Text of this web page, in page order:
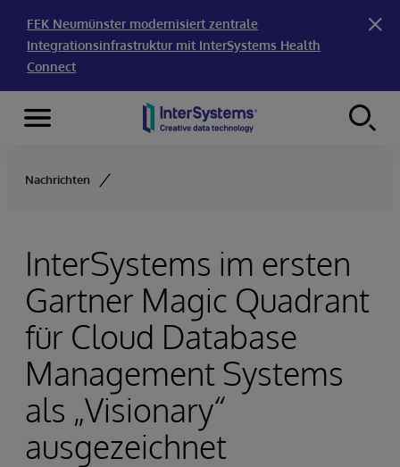
FEK Neumünster modernisiert zentrale
Integrationsinfrastruktur mit InterSystems Health
Connect
Skip to content
Menu
Nachrichten
InterSystems im ersten
Gartner Magic Quadrant
für Cloud Database
Management Systems
als „Visionary“
ausgezeichnet